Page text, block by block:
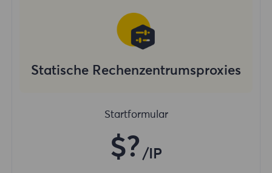
Statische Rechenzentrumsproxies
Startformular
$? /IP